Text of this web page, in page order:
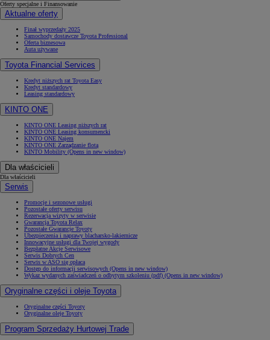
Oferty specjalne i Finansowanie
Aktualne oferty
Finał wyprzedaży 2025
Samochody dostawcze Toyota Professional
Oferta biznesowa
Auta używane
Toyota Financial Services
Kredyt niższych rat Toyota Easy
Kredyt standardowy
Leasing standardowy
KINTO ONE
KINTO ONE Leasing niższych rat
KINTO ONE Leasing konsumencki
KINTO ONE Najem
KINTO ONE Zarządzanie flotą
KINTO Mobility (Opens in new window)
Dla właścicieli
Dla właścicieli
Serwis
Promocje i sezonowe usługi
Pozostałe oferty serwisu
Rezerwacja wizyty w serwisie
Gwarancja Toyota Relax
Pozostałe Gwarancje Toyoty
Ubezpieczenia i naprawy blacharsko-lakiernicze
Innowacyjne usługi dla Twojej wygody
Bezpłatne Akcje Serwisowe
Serwis Dobrych Cen
Serwis w ASO się opłaca
Dostęp do informacji serwisowych (Opens in new window)
Wykaz wydanych zaświadczeń o odbytym szkoleniu (pdf) (Opens in new window)
Oryginalne części i oleje Toyota
Oryginalne części Toyoty
Oryginalne oleje Toyoty
Program Sprzedaży Hurtowej Trade